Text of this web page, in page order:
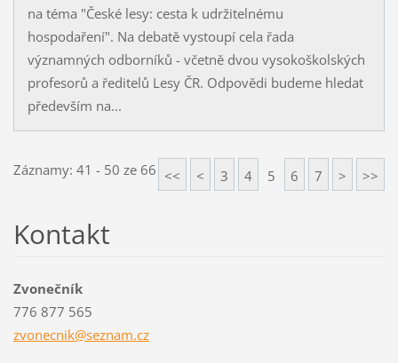
na téma "České lesy: cesta k udržitelnému
hospodaření". Na debatě vystoupí cela řada
významných odborníků - včetně dvou vysokoškolských
profesorů a ředitelů Lesy ČR. Odpovědi budeme hledat
především na...
Záznamy: 41 - 50 ze 66 << < 3 4 5 6 7 > >>
Kontakt
Zvonečník
776 877 565
zvonecnik@seznam.cz